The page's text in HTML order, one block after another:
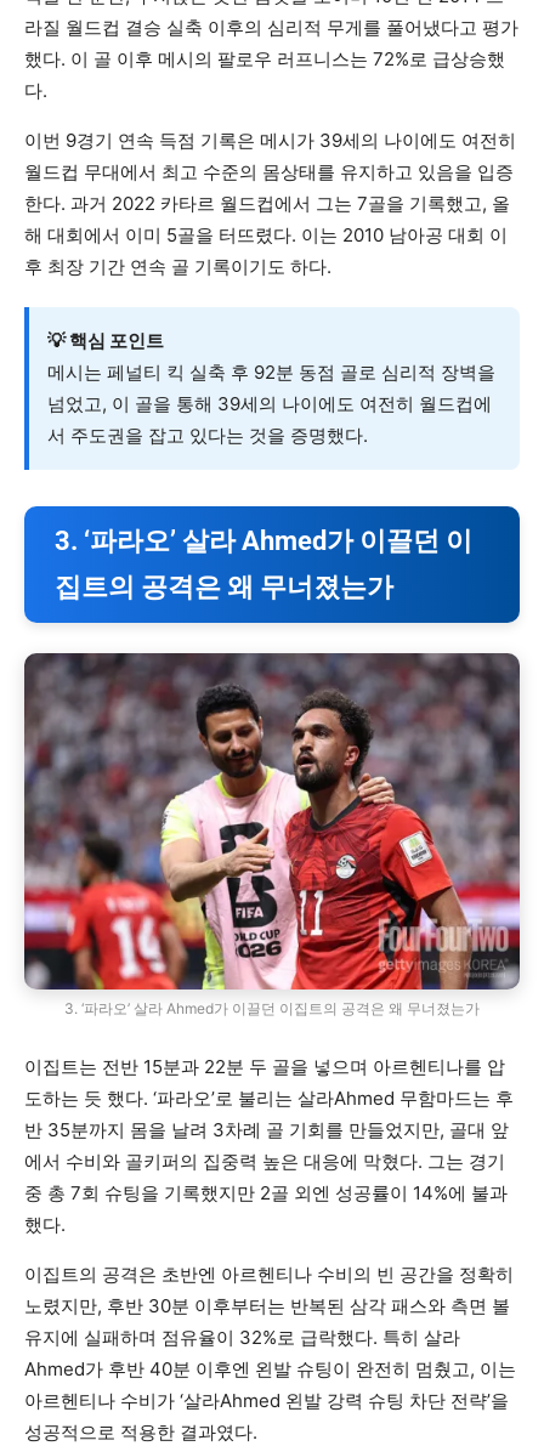
라질 월드컵 결승 실축 이후의 심리적 무게를 풀어냈다고 평가
했다. 이 골 이후 메시의 팔로우 러프니스는 72%로 급상승했
다.
이번 9경기 연속 득점 기록은 메시가 39세의 나이에도 여전히
월드컵 무대에서 최고 수준의 몸상태를 유지하고 있음을 입증
한다. 과거 2022 카타르 월드컵에서 그는 7골을 기록했고, 올
해 대회에서 이미 5골을 터뜨렸다. 이는 2010 남아공 대회 이
후 최장 기간 연속 골 기록이기도 하다.
💡 핵심 포인트
메시는 페널티 킥 실축 후 92분 동점 골로 심리적 장벽을
넘었고, 이 골을 통해 39세의 나이에도 여전히 월드컵에
서 주도권을 잡고 있다는 것을 증명했다.
3. ‘파라오’ 살라 Ahmed가 이끌던 이
집트의 공격은 왜 무너졌는가
3. ‘파라오’ 살라 Ahmed가 이끌던 이집트의 공격은 왜 무너졌는가
이집트는 전반 15분과 22분 두 골을 넣으며 아르헨티나를 압
도하는 듯 했다. ‘파라오’로 불리는 살라Ahmed 무함마드는 후
반 35분까지 몸을 날려 3차례 골 기회를 만들었지만, 골대 앞
에서 수비와 골키퍼의 집중력 높은 대응에 막혔다. 그는 경기
중 총 7회 슈팅을 기록했지만 2골 외엔 성공률이 14%에 불과
했다.
이집트의 공격은 초반엔 아르헨티나 수비의 빈 공간을 정확히
노렸지만, 후반 30분 이후부터는 반복된 삼각 패스와 측면 볼
유지에 실패하며 점유율이 32%로 급락했다. 특히 살라
Ahmed가 후반 40분 이후엔 왼발 슈팅이 완전히 멈췄고, 이는
아르헨티나 수비가 ‘살라Ahmed 왼발 강력 슈팅 차단 전략’을
성공적으로 적용한 결과였다.